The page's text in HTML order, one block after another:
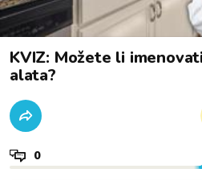
KVIZ: Možete li
alata?
0